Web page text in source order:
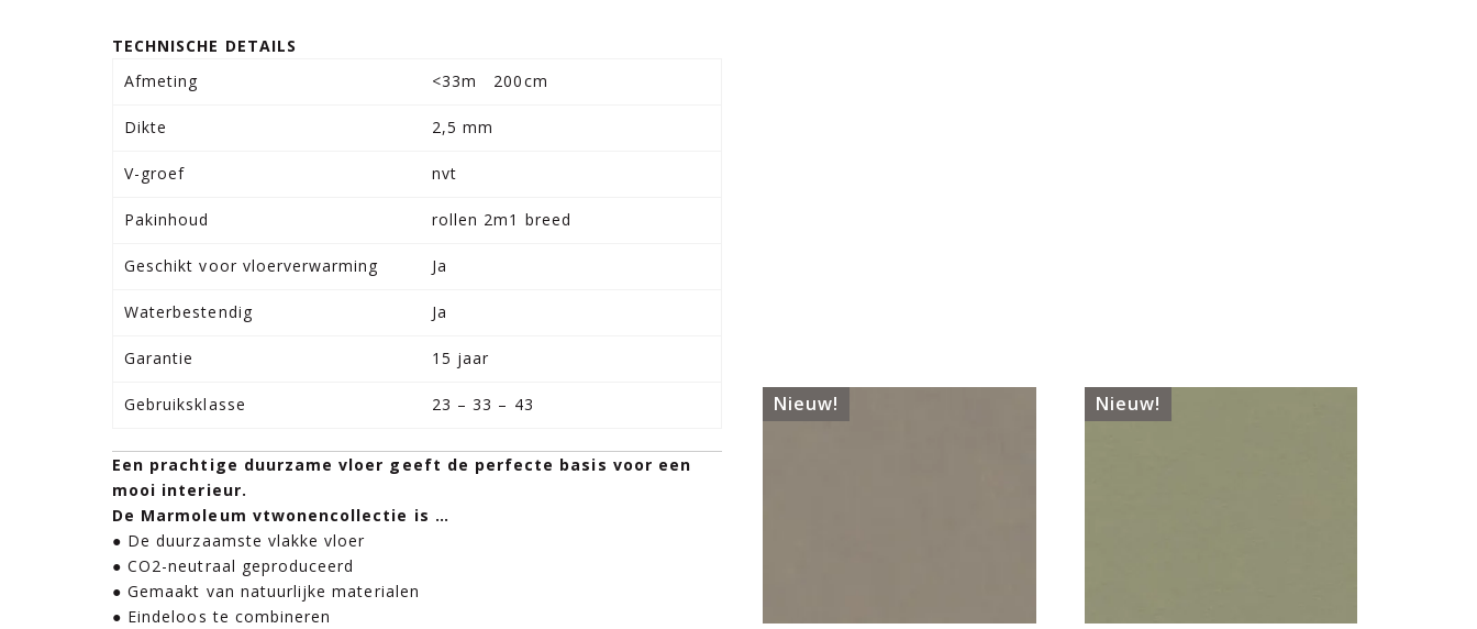
TECHNISCHE DETAILS
Afmeting
<33m 200cm
Dikte 2,5 mm
V-groef nvt
Pakinhoud rollen 2m1 breed
Geschikt voor vloerverwarming Ja
Waterbestendig Ja
Garantie 15 jaar
Gebruiksklasse 23 – 33 – 43
Een prachtige duurzame vloer geeft de perfecte basis voor een
mooi interieur.
De Marmoleum vtwonencollectie is …
● De duurzaamste vlakke vloer
● CO2-neutraal geproduceerd
● Gemaakt van natuurlijke materialen
● Eindeloos te combineren
Nieuw! Nieuw!